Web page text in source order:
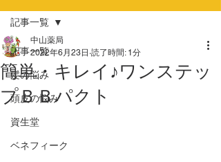
記事一覧
髪の悩み
頭皮の悩み
資生堂
ベネフィーク
記事一覧
簡単・キレイ♪ワンステッ
プＢＢパクト
中山薬局
2022年6月23日 読了時間: 1分